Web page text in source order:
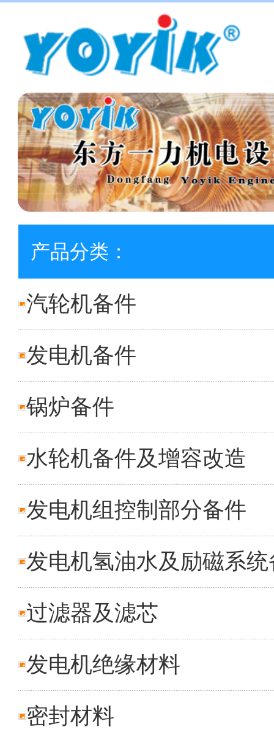
产品分类：
汽轮机备件
发电机备件
锅炉备件
水轮机备件及增容改造
发电机组控制部分备件
发电机氢油水及励磁系统
过滤器及滤芯
发电机绝缘材料
密封材料